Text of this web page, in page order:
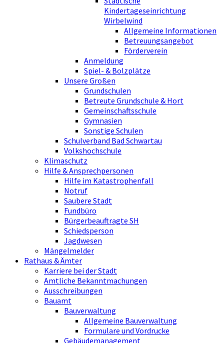
Kindertageseinrichtung
Wirbelwind
Allgemeine Informationen
Betreuungsangebot
Förderverein
Anmeldung
Spiel- & Bolzplätze
Unsere Großen
Grundschulen
Betreute Grundschule & Hort
Gemeinschaftsschule
Gymnasien
Sonstige Schulen
Schulverband Bad Schwartau
Volkshochschule
Klimaschutz
Hilfe & Ansprechpersonen
Hilfe im Katastrophenfall
Notruf
Saubere Stadt
Fundbüro
Bürgerbeauftragte SH
Schiedsperson
Jagdwesen
Mängelmelder
Rathaus & Ämter
Karriere bei der Stadt
Amtliche Bekanntmachungen
Ausschreibungen
Bauamt
Bauverwaltung
Allgemeine Bauverwaltung
Formulare und Vordrucke
Gebäudemanagement